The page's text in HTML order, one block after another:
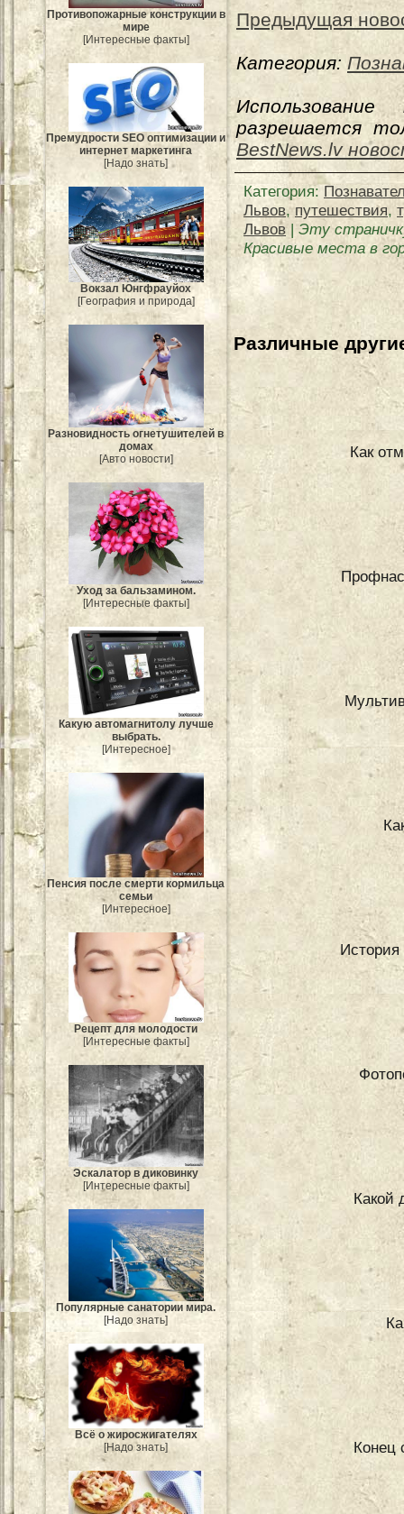
Противопожарные конструкции в
мире
[Интересные факты]
Премудрости SEO оптимизации и
интернет маркетинга
[Надо знать]
Вокзал Юнгфрауйох
[География и природа]
Разновидность огнетушителей в
домах
[Авто новости]
Уход за бальзамином.
[Интересные факты]
Какую автомагнитолу лучше
выбрать.
[Интересное]
Пенсия после смерти кормильца
семьи
[Интересное]
Рецепт для молодости
[Интересные факты]
Эскалатор в диковинку
[Интересные факты]
Популярные санатории мира.
[Надо знать]
Всё о жиросжигателях
[Надо знать]
Предыдущая
Категория:
разрешается
BestNews.lv
Категория:
Львов,путешествия,
Львов | Эту
Красивые места в
Различные
Как
Какой
Конец